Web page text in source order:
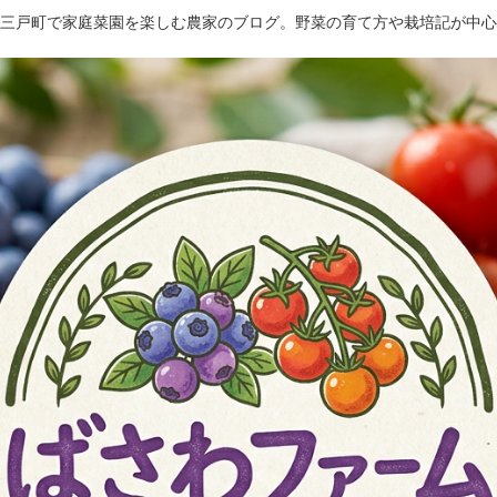
戸町で家庭菜園を楽しむ農家のブログ。野菜の育て方や栽培記が中